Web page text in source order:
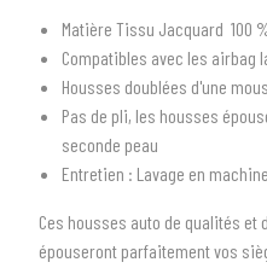
SÉLECTIONNEZ LA MARQUE DE
Toutes les marques
PRÉCISEZ LE MODÈLE
Tous les modèles
Matière Tissu Jacquard 100
Compatibles avec les airbag
Housses doublées d'une
Pas de pli, les housses
seconde peau
Entretien : Lavage en
Ces housses auto de qualités
épouseront parfaitement vos